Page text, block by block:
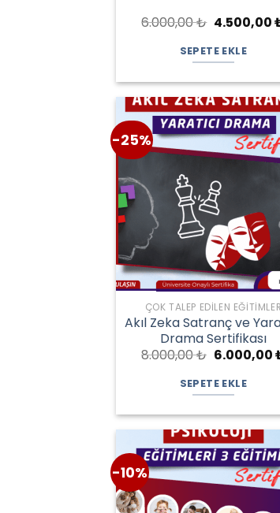
6.000,00₺ Orijinal
6.000,00 ₺.
4.500,00
SEPETE EKLE
-25%
ÇOK TALEP EDILEN EĞITIMLER
Akıl Zeka Satranç ve
Drama Sertifikası
8.000,00₺ Orijinal
8.000,00 ₺.
6.000,00
SEPETE EKLE
-10%